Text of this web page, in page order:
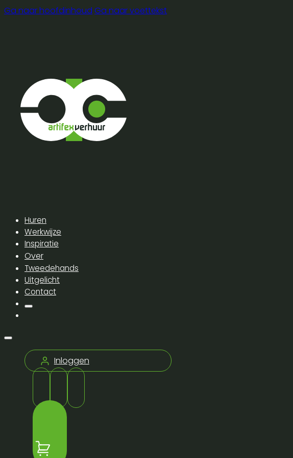
Ga naar hoofdinhoud Ga naar voettekst
Huren
Werkwijze
Inspiratie
Over
Tweedehands
Uitgelicht
Contact
Inloggen